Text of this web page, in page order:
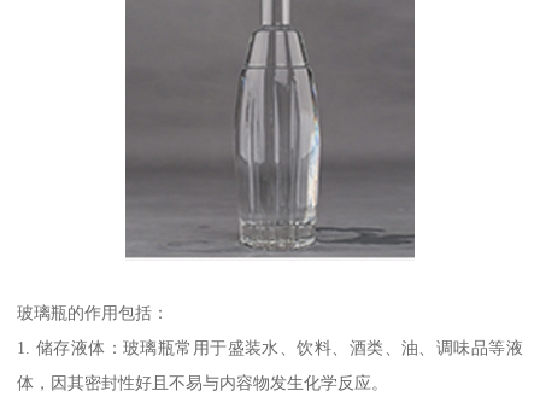
玻璃瓶的作用包括：
1. 储存液体：玻璃瓶常用于盛装水、饮料、酒类、油、调味品等液
体，因其密封性好且不易与内容物发生化学反应。